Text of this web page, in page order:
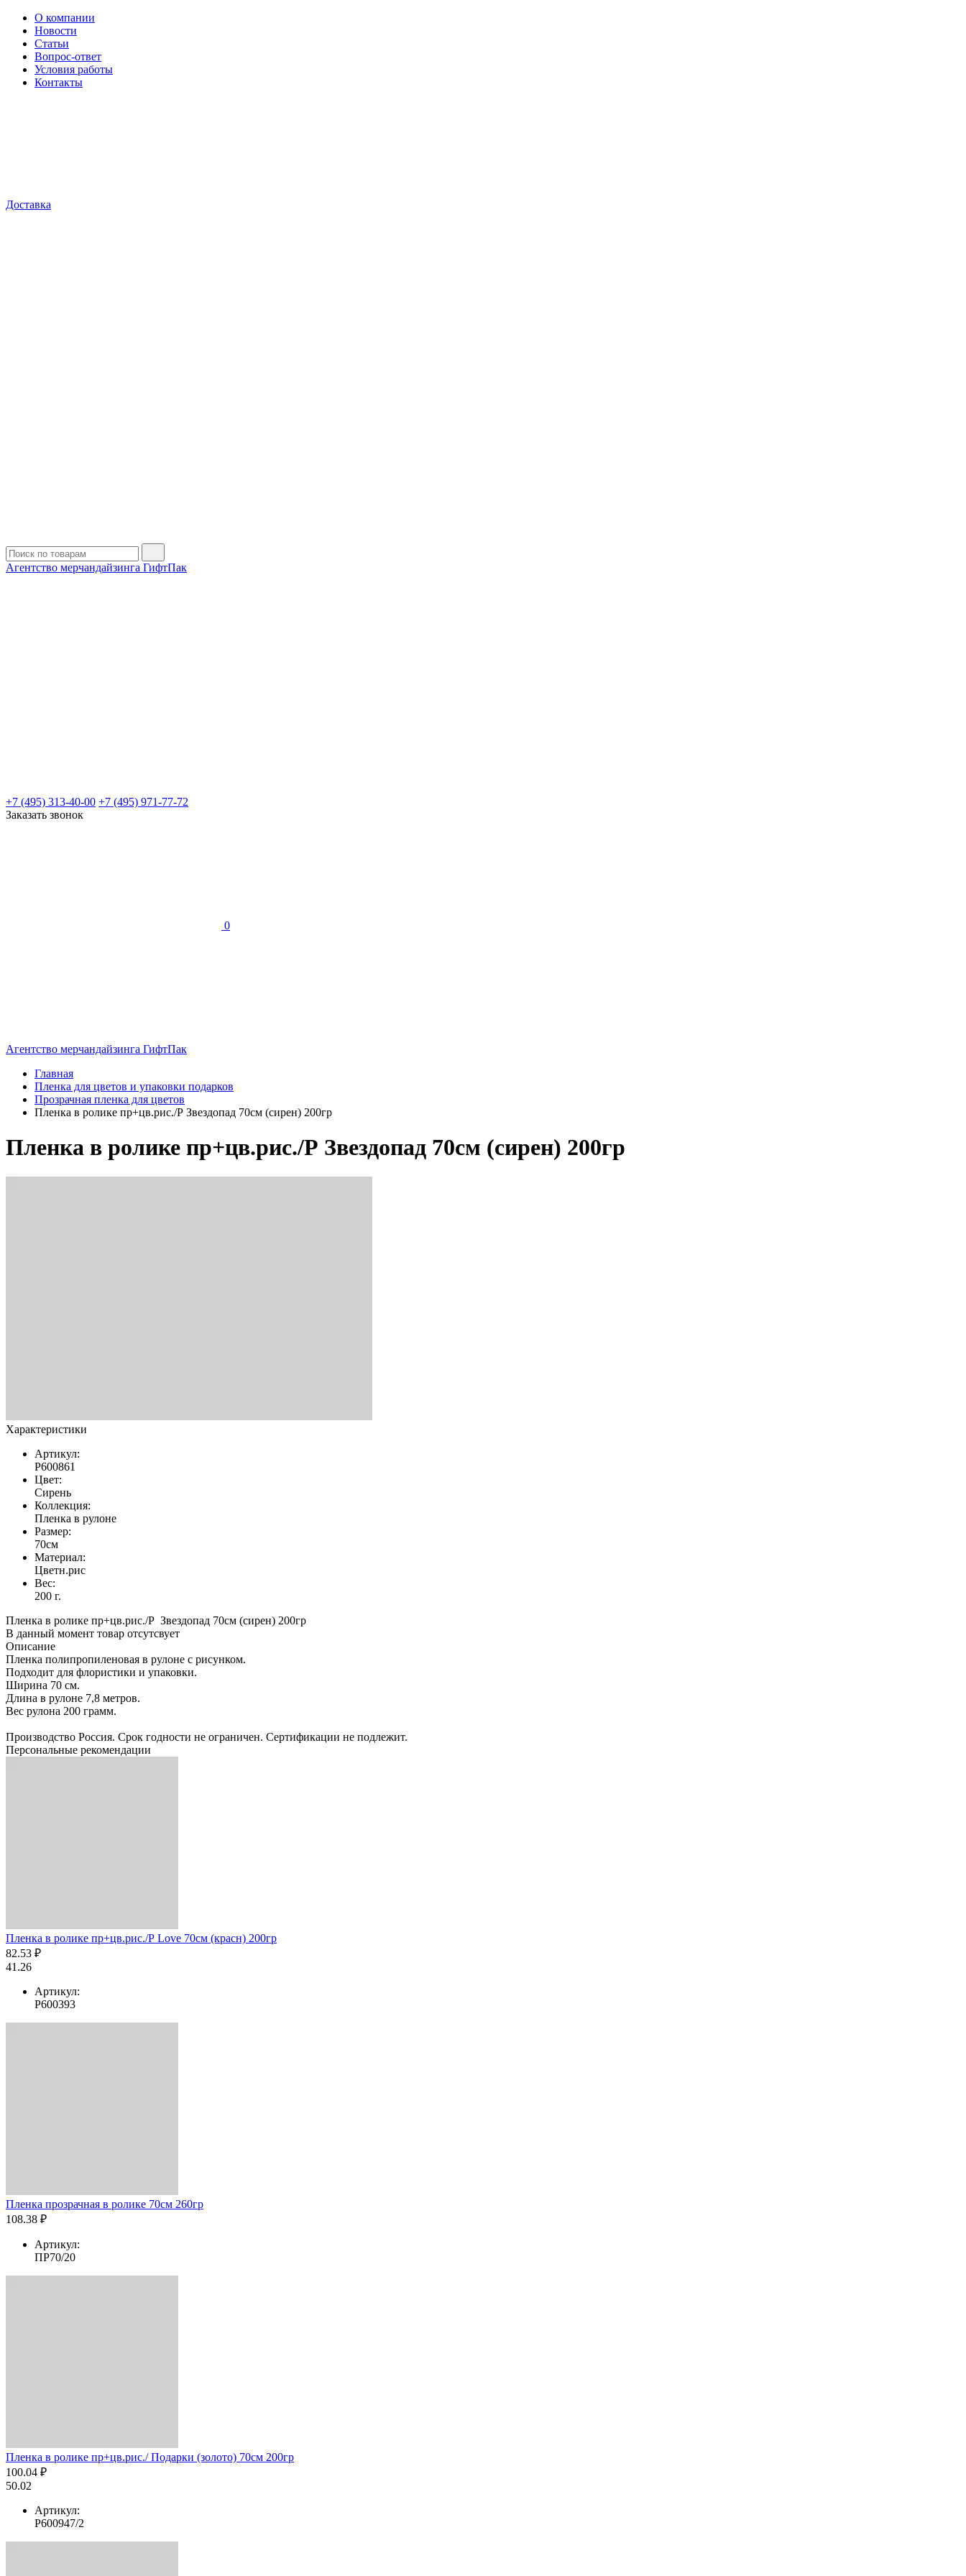
О компании
Новости
Статьи
Вопрос-ответ
Условия работы
Контакты
Доставка
Агентство мерчандайзинга ГифтПак
+7 (495) 313-40-00 +7 (495) 971-77-72
Заказать звонок
0
Агентство мерчандайзинга ГифтПак
Главная
Пленка для цветов и упаковки подарков
Прозрачная пленка для цветов
Пленка в ролике пр+цв.рис./Р Звездопад 70см (сирен) 200гр
Пленка в ролике пр+цв.рис./Р Звездопад 70см (сирен) 200гр
Характеристики
Артикул:
Р600861
Цвет:
Сирень
Коллекция:
Пленка в рулоне
Размер:
70см
Материал:
Цветн.рис
Вес:
200 г.
Пленка в ролике пр+цв.рис./Р Звездопад 70см (сирен) 200гр
В данный момент товар отсутсвует
Описание
Пленка полипропиленовая в рулоне с рисунком.
Подходит для флористики и упаковки.
Ширина 70 см.
Длина в рулоне 7,8 метров.
Вес рулона 200 грамм.
Производство Россия. Срок годности не ограничен. Сертификации не подлежит.
Персональные рекомендации
Пленка в ролике пр+цв.рис./Р Love 70см (красн) 200гр
82.53 ₽
41.26
Артикул:
Р600393
Пленка прозрачная в ролике 70см 260гр
108.38 ₽
Артикул:
ПР70/20
Пленка в ролике пр+цв.рис./ Подарки (золото) 70см 200гр
100.04 ₽
50.02
Артикул:
Р600947/2